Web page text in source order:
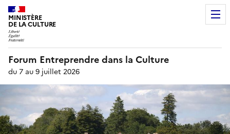
MINISTÈRE
DE LA CULTURE
Forum Entreprendre dans la Culture
du 7 au 9 juillet 2026